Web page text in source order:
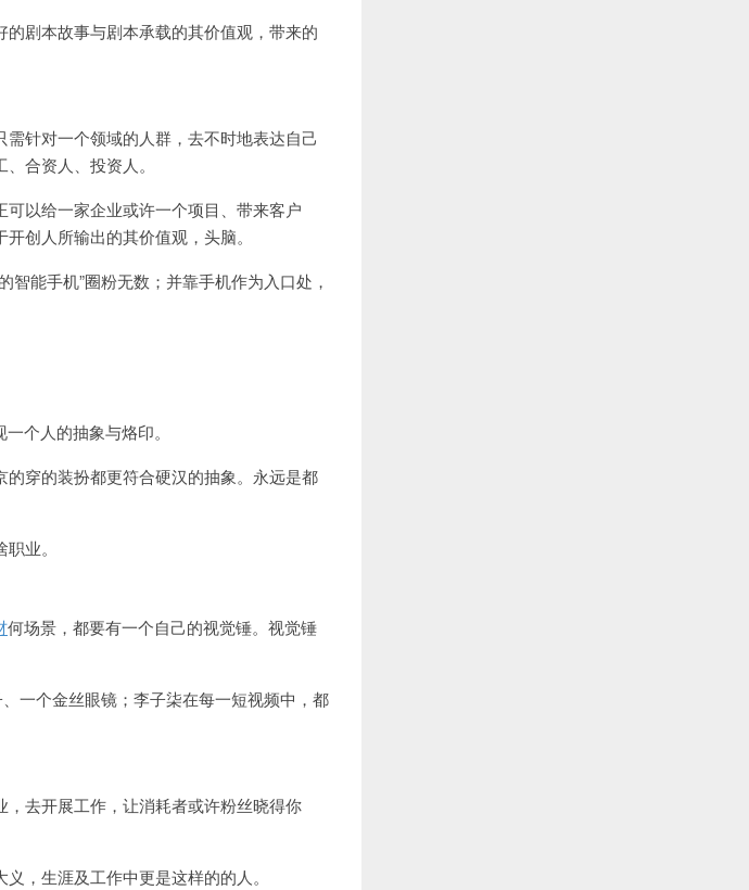
剧本故事与剧本承载的其价值观，带来的
针对一个领域的人群，去不时地表达自己
合资人、投资人。
以给一家企业或许一个项目、带来客户
创人所输出的其价值观，头脑。
能手机”圈粉无数；并靠手机作为入口处，
个人的抽象与烙印。
穿的装扮都更符合硬汉的抽象。永远是都
业。
何场景，都要有一个自己的视觉锤。视觉锤
一个金丝眼镜；李子柒在每一短视频中，都
去开展工作，让消耗者或许粉丝晓得你
，生涯及工作中更是这样的的人。